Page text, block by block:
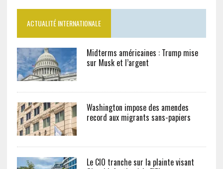
ACTUALITÉ INTERNATIONALE
Midterms américaines : Trump mise
sur Musk et l’argent
Washington impose des amendes
record aux migrants sans-papiers
Le CIO tranche sur la plainte visant